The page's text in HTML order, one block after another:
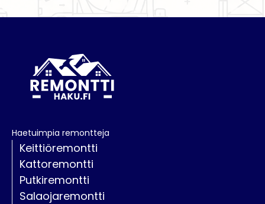
Haetuimpia remontteja
Keittiöremontti
Kattoremontti
Putkiremontti
Salaojaremontti